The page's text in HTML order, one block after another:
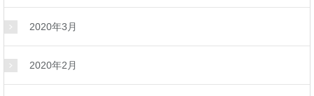
2020年3月
2020年2月